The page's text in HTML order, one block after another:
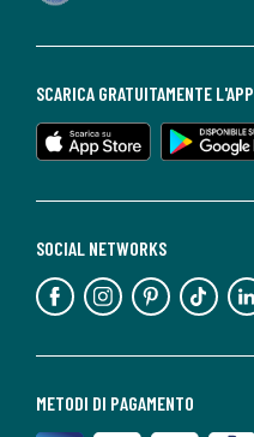
METODI DI PAGAMENTO
SOCIAL NETWORKS
SCARICA GRATUITAMENTE L'APP